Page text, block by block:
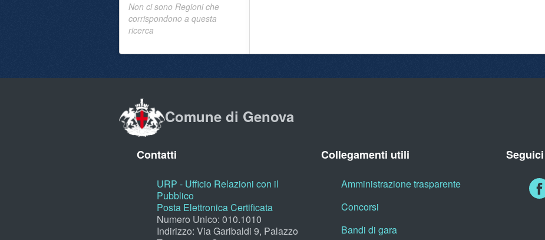
Non ci sono Regioni che
corrispondono a questa
ricerca
Comune di Genova
Contatti
URP - Ufficio Relazioni con il
Pubblico
Posta Elettronica Certificata
Numero Unico: 010.1010
Indirizzo: Via Garibaldi 9, Palazzo
Collegamenti utili
Amministrazione trasparente
Concorsi
Bandi di gara